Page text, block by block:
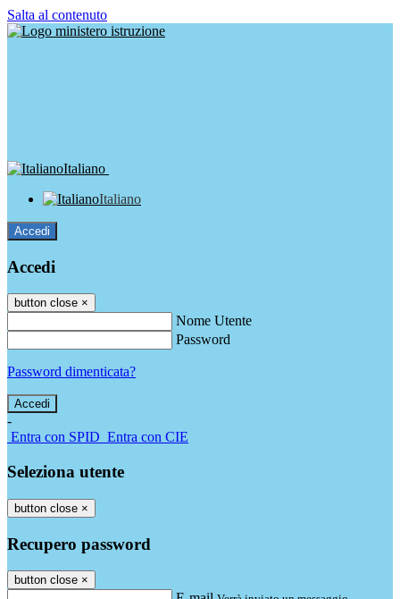
Salta al contenuto
Italiano
Italiano
Accedi
Accedi
button close ×
Nome Utente
Password
Password dimenticata?
-
Entra con SPID Entra con CIE
Seleziona utente
button close ×
Recupero password
button close ×